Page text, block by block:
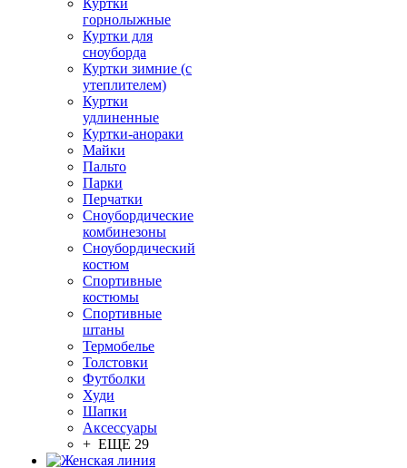
Куртки
горнолыжные
Куртки для
сноуборда
Куртки зимние (с
утеплителем)
Куртки
удлиненные
Куртки-анораки
Майки
Пальто
Парки
Перчатки
Сноубордические
комбинезоны
Сноубордический
костюм
Спортивные
костюмы
Спортивные
штаны
Термобелье
Толстовки
Футболки
Худи
Шапки
Аксессуары
+ ЕЩЕ 29